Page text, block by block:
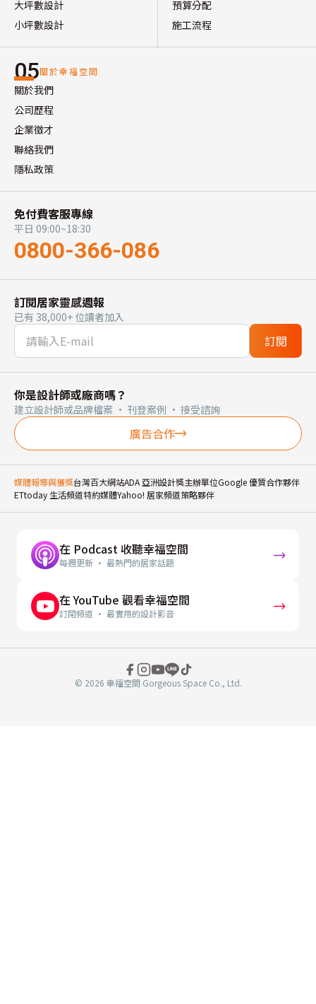
大坪數設計
小坪數設計
預算分配
施工流程
05關於幸福空間
關於我們
公司歷程
企業徵才
聯絡我們
隱私政策
免付費客服專線
平日 09:00~18:30
0800-366-086
訂閱居家靈感週報
已有 38,000+ 位讀者加入
訂閱
你是設計師或廠商嗎？
建立設計師或品牌檔案 · 刊登案例 · 接受諮詢
廣告合作
媒體報導與獲獎台灣百大網站ADA 亞洲設計獎主辦單位Google 優質合作夥伴
ETtoday 生活頻道特約媒體Yahoo! 居家頻道策略夥伴
在 Podcast 收聽幸福空間
每週更新 · 最熱門的居家話題
在 YouTube 觀看幸福空間
訂閱頻道 · 最實用的設計影音
© 2026 幸福空間 Gorgeous Space Co., Ltd.